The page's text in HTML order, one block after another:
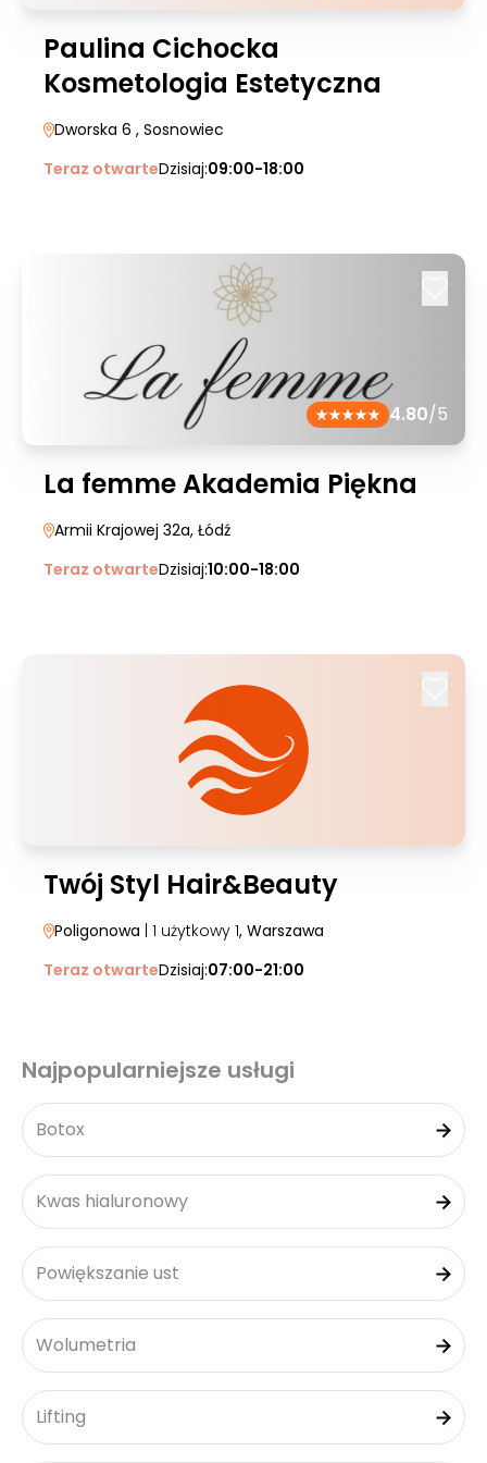
Paulina Cichocka
Kosmetologia Estetyczna
Dworska 6 , Sosnowiec
Teraz otwarteDzisiaj:09:00-18:00
4.80/5
La femme Akademia Piękna
Armii Krajowej 32a, Łódź
Teraz otwarteDzisiaj:10:00-18:00
Twój Styl Hair&Beauty
Poligonowa | 1 użytkowy 1, Warszawa
Teraz otwarteDzisiaj:07:00-21:00
Najpopularniejsze usługi
Botox
Kwas hialuronowy
Powiększanie ust
Wolumetria
Lifting